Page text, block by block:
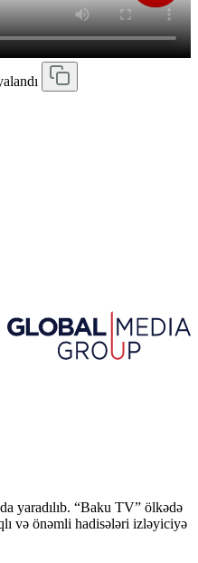
yaradılıb. “Baku TV” ölkədə
və önəmli hadisələri izləyiciyə